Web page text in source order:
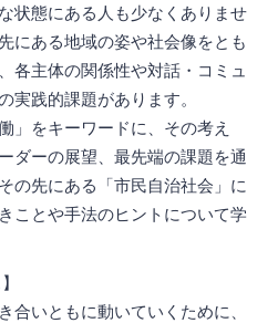
状態にある人も少なくありませ
にある地域の姿や社会像をとも
各主体の関係性や対話・コミュ
実践的課題があります。
」をキーワードに、その考え
ダーの展望、最先端の課題を通
の先にある「市民自治社会」に
ことや手法のヒントについて学
いともに動いていくために、